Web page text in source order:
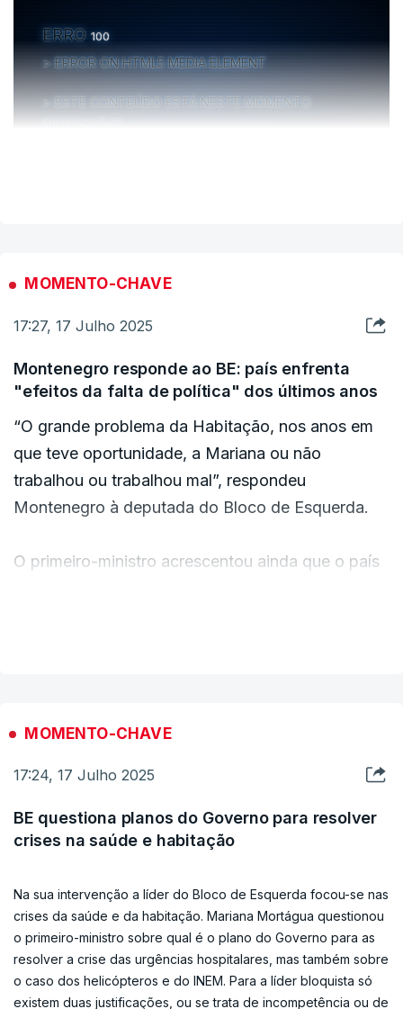
ERRO100
ERROR ON HTML5 MEDIA ELEMENT
ESTE CONTEÚDO ESTÁ NESTE MOMENTO
INDISPONÍVEL
MOMENTO-CHAVE
17:27, 17 Julho 2025
Montenegro responde ao BE: país enfrenta
"efeitos da falta de política" dos últimos anos
“O grande problema da Habitação, nos anos em
que teve oportunidade, a Mariana ou não
trabalhou ou trabalhou mal”, respondeu
Montenegro à deputada do Bloco de Esquerda.
O primeiro-ministro acrescentou ainda que o país
ERRO100
INDISPONÍVEL
MOMENTO-CHAVE
17:24, 17 Julho 2025
BE questiona planos do Governo para resolver
crises na saúde e habitação
Na sua intervenção a líder do Bloco de Esquerda focou-se nas
crises da saúde e da habitação. Mariana Mortágua questionou
o primeiro-ministro sobre qual é o plano do Governo para as
resolver a crise das urgências hospitalares, mas também sobre
o caso dos helicópteros e do INEM. Para a líder bloquista só
existem duas justificações, ou se trata de incompetência ou de